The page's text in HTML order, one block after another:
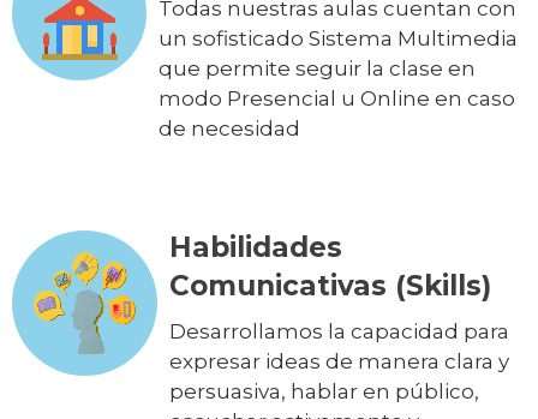
Todas nuestras aulas cuentan con
un sofisticado Sistema Multimedia
que permite seguir la clase en
modo Presencial u Online en caso
de necesidad
Habilidades
Comunicativas (Skills)
Desarrollamos la capacidad para
expresar ideas de manera clara y
persuasiva, hablar en público,